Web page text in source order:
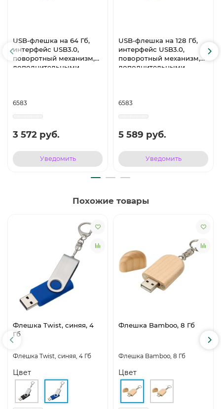
USB-флешка на 64 Гб,
интерфейс USB3.0,
поворотный механизм,c
дополнительными
металлический корпус,
6583
3 572 руб.
Уведомить
USB-флешка на 128 Гб,
интерфейс USB3.0,
поворотный механизм,c
дополнительными
металлический корпус,
6583
5 589 руб.
Уведомить
Похожие товары
Флешка Twist, синяя, 4
Гб
Флешка Twist, синяя, 4 Гб
Цвет
Флешка Bamboo, 8 Гб
Флешка Bamboo, 8 Гб
Цвет